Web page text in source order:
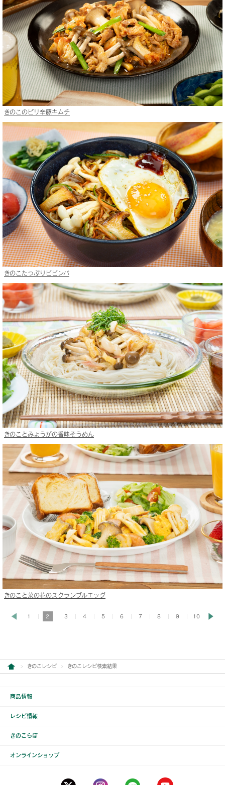
きのこのピリ辛豚キムチ
きのこたっぷりビビンバ
きのことみょうがの香味そうめん
きのこと菜の花のスクランブルエッグ
1 2 3 4 5 6 7 8 9 10
きのこレシピ きのこレシピ検索結果
商品情報
レシピ情報
きのこらぼ
オンラインショップ